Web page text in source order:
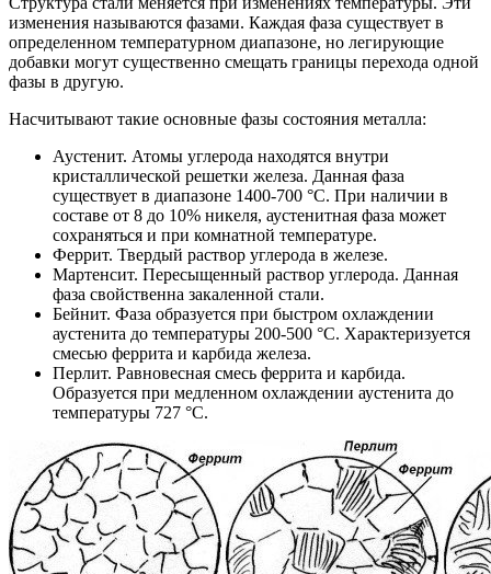
изменения называются фазами. Каждая фаза существует в
определенном температурном диапазоне, но легирующие
добавки могут существенно смещать границы перехода одной
фазы в другую.
Насчитывают такие основные фазы состояния металла:
Аустенит. Атомы углерода находятся внутри
кристаллической решетки железа. Данная фаза
существует в диапазоне 1400-700 °С. При наличии в
составе от 8 до 10% никеля, аустенитная фаза может
сохраняться и при комнатной температуре.
Феррит. Твердый раствор углерода в железе.
Мартенсит. Пересыщенный раствор углерода. Данная
фаза свойственна закаленной стали.
Бейнит. Фаза образуется при быстром охлаждении
аустенита до температуры 200-500 °С. Характеризуется
смесью феррита и карбида железа.
Перлит. Равновесная смесь феррита и карбида.
Образуется при медленном охлаждении аустенита до
температуры 727 °С.